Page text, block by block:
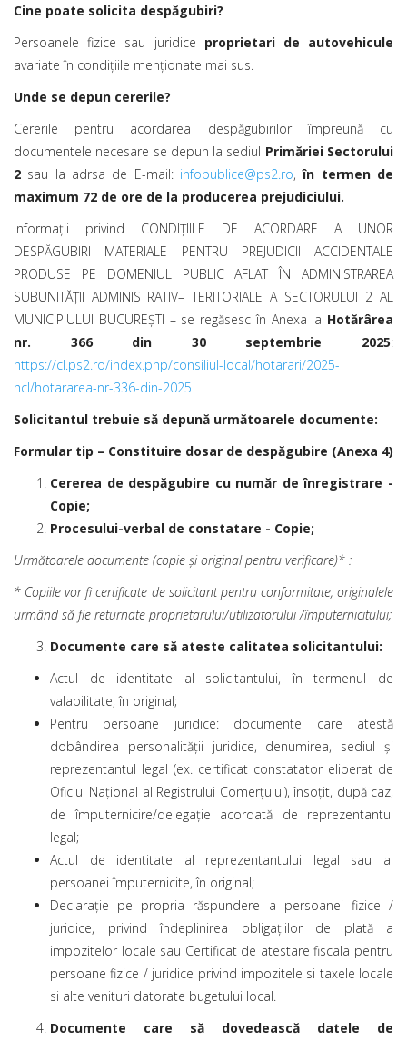
Cine poate solicita despăgubiri?
Persoanele fizice sau juridice proprietari de autovehicule
avariate în condițiile menționate mai sus.
Unde se depun cererile?
Cererile pentru acordarea despăgubirilor împreună cu
documentele necesare se depun la sediul Primăriei Sectorului
2 sau la adrsa de E-mail: infopublice@ps2.ro,în termen de
maximum 72 de ore de la producerea prejudiciului.
Informaţii privind CONDIȚIILE DE ACORDARE A UNOR
DESPĂGUBIRI MATERIALE PENTRU PREJUDICII ACCIDENTALE
PRODUSE PE DOMENIUL PUBLIC AFLAT ÎN ADMINISTRAREA
SUBUNITĂȚII ADMINISTRATIV– TERITORIALE A SECTORULUI 2 AL
MUNICIPIULUI BUCUREȘTI – se regăsesc în Anexa la Hotărârea
nr. 366 din 30 septembrie 2025:
https://cl.ps2.ro/index.php/consiliul-local/hotarari/2025-
hcl/hotararea-nr-336-din-2025
Solicitantul trebuie să depună următoarele documente:
Formular tip – Constituire dosar de despăgubire (Anexa 4)
Cererea de despăgubire cu număr de înregistrare -
Copie;
Procesului-verbal de constatare - Copie;
Următoarele documente (copie și original pentru verificare)* :
* Copiile vor fi certificate de solicitant pentru conformitate, originalele
urmând să fie returnate proprietarului/utilizatorului /împuternicitului;
Documente care să ateste calitatea solicitantului:
Actul de identitate al solicitantului, în termenul de
valabilitate, în original;
Pentru persoane juridice: documente care atestă
dobândirea personalității juridice, denumirea, sediul și
reprezentantul legal (ex. certificat constatator eliberat de
Oficiul Național al Registrului Comerțului), însoțit, după caz,
de împuternicire/delegație acordată de reprezentantul
legal;
Actul de identitate al reprezentantului legal sau al
persoanei împuternicite, în original;
Declaraţie pe propria răspundere a persoanei fizice /
juridice, privind îndeplinirea obligaţiilor de plată a
impozitelor locale sau Certificat de atestare fiscala pentru
persoane fizice / juridice privind impozitele si taxele locale
si alte venituri datorate bugetului local.
Documente care să dovedească datele de